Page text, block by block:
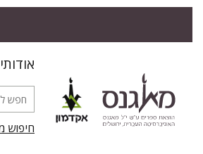
חיפוש